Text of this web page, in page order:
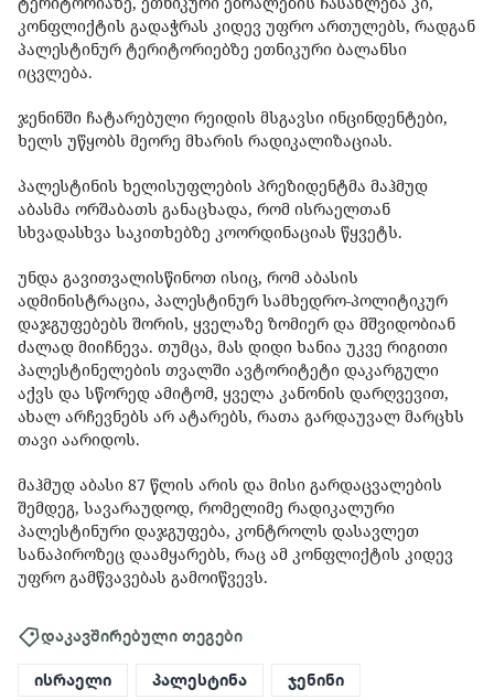
კონფლიქტის გადაჭრას კიდევ უფრო ართულებს, რადგან
პალესტინურ ტერიტორიებზე ეთნიკური ბალანსი
იცვლება.
ჯენინში ჩატარებული რეიდის მსგავსი ინცინდენტები,
ხელს უწყობს მეორე მხარის რადიკალიზაციას.
პალესტინის ხელისუფლების პრეზიდენტმა მაჰმუდ
აბასმა ორშაბათს განაცხადა, რომ ისრაელთან
სხვადასხვა საკითხებზე კოორდინაციას წყვეტს.
უნდა გავითვალისწინოთ ისიც, რომ აბასის
ადმინისტრაცია, პალესტინურ სამხედრო-პოლიტიკურ
დაჯგუფებებს შორის, ყველაზე ზომიერ და მშვიდობიან
ძალად მიიჩნევა. თუმცა, მას დიდი ხანია უკვე რიგითი
პალესტინელების თვალში ავტორიტეტი დაკარგული
აქვს და სწორედ ამიტომ, ყველა კანონის დარღვევით,
ახალ არჩევნებს არ ატარებს, რათა გარდაუვალ მარცხს
თავი აარიდოს.
მაჰმუდ აბასი 87 წლის არის და მისი გარდაცვალების
შემდეგ, სავარაუდოდ, რომელიმე რადიკალური
პალესტინური დაჯგუფება, კონტროლს დასავლეთ
სანაპიროზეც დაამყარებს, რაც ამ კონფლიქტის კიდევ
უფრო გამწვავებას გამოიწვევს.
დაკავშირებული თეგები
ისრაელი პალესტინა ჯენინი